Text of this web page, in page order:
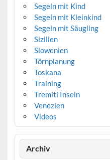
Segeln mit Kind
Segeln mit Kleinkind
Segeln mit Säugling
Sizilien
Slowenien
Törnplanung
Toskana
Training
Tremiti Inseln
Venezien
Videos
Archiv